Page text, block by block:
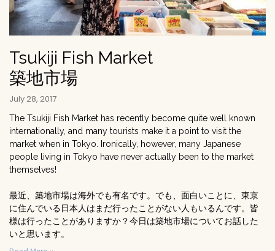
Tsukiji Fish Market
築地市場
July 28, 2017
The Tsukiji Fish Market has recently become quite well known
internationally, and many tourists make it a point to visit the
market when in Tokyo. Ironically, however, many Japanese
people living in Tokyo have never actually been to the market
themselves!
最近、築地市場は海外でも有名です。でも、面白いことに、東京
に住んでいる日本人はまだ行ったことがない人もいるんです。皆
様は行ったことがありますか？今日は築地市場についてお話した
いと思います。